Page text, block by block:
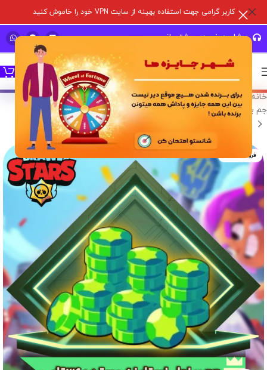
کاربر گرامی جهت استفاده بهینه از سایت VPN خود را خاموش کنید
مشاوره خرید و پشتیبانی سریع
خانه خدمات درون برنامه ای/بازی های سوپر سل/براول استارز/
جم براول استارز
فروخته شده